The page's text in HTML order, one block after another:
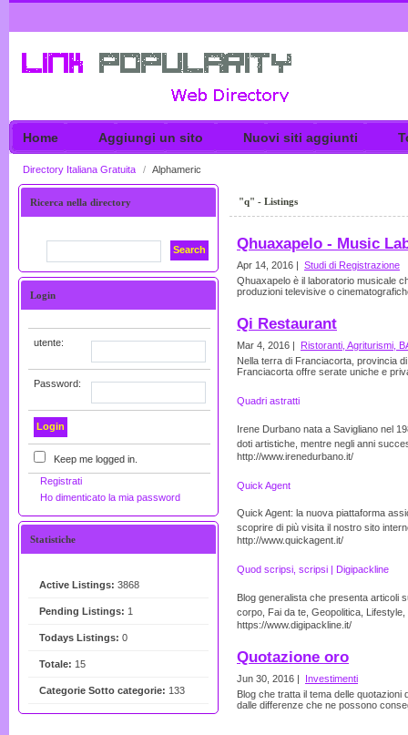
Home Aggiungi un sito Nuovi siti aggiunti
Directory Italiana Gratuita / Alphameric
Ricerca nella directory
Search
Login
utente:
Password:
Keep me logged in.
Registrati
Ho dimenticato la mia password
Statistiche
Active Listings: 3868
Pending Listings: 1
Todays Listings: 0
Totale: 15
Categorie Sotto categorie: 133
"q" - Listings
Qhuaxapelo - Music
Apr 14, 2016 | Studi di Registrazione
Qhuaxapelo è il laboratorio musicale
produzioni televisive o
Qi Restaurant
Mar 4, 2016 |
Ristoranti, Agriturismi,
Nella terra di Franciacorta, provincia
Franciacorta offre serate uniche e
Quadri astratti
Irene Durbano nata a Savigliano nel
doti artistiche, mentre negli anni
http://www.irenedurbano.it/
Quick Agent
Quick Agent: la nuova piattaforma
scoprire di più visita il nostro sito
http://www.quickagent.it/
Quod scripsi, scripsi | Digipackline
Blog generalista che presenta articoli
corpo, Fai da te, Geopolitica,
https://www.digipackline.it/
Quotazione oro
Jun 30, 2016 |
Investimenti
Blog che tratta il tema delle
dalle differenze che ne possono